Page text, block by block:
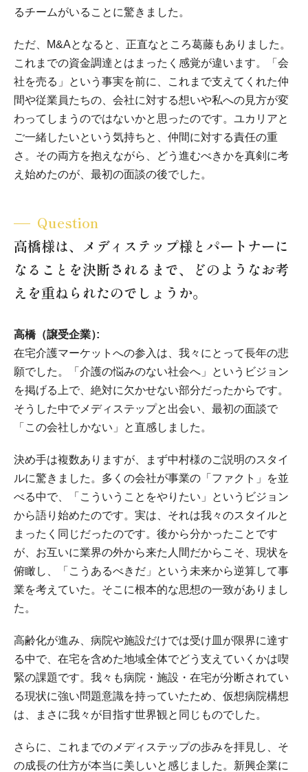
るチームがいることに驚きました。
ただ、M&Aとなると、正直なところ葛藤もありました。
これまでの資金調達とはまったく感覚が違います。「会
社を売る」という事実を前に、これまで支えてくれた仲
間や従業員たちの、会社に対する想いや私への見方が変
わってしまうのではないかと思ったのです。ユカリアと
ご一緒したいという気持ちと、仲間に対する責任の重
さ。その両方を抱えながら、どう進むべきかを真剣に考
え始めたのが、最初の面談の後でした。
Question
高橋様は、メディステップ様とパートナーに
なることを決断されるまで、どのようなお考
えを重ねられたのでしょうか。
高橋（譲受企業）
在宅介護マーケットへの参入は、我々にとって長年の悲
願でした。「介護の悩みのない社会へ」というビジョン
を掲げる上で、絶対に欠かせない部分だったからです。
そうした中でメディステップと出会い、最初の面談で
「この会社しかない」と直感しました。
決め手は複数ありますが、まず中村様のご説明のスタイ
ルに驚きました。多くの会社が事業の「ファクト」を並
べる中で、「こういうことをやりたい」というビジョン
から語り始めたのです。実は、それは我々のスタイルと
まったく同じだったのです。後から分かったことです
が、お互いに業界の外から来た人間だからこそ、現状を
俯瞰し、「こうあるべきだ」という未来から逆算して事
業を考えていた。そこに根本的な思想の一致がありまし
た。
高齢化が進み、病院や施設だけでは受け皿が限界に達す
る中で、在宅を含めた地域全体でどう支えていくかは喫
緊の課題です。我々も病院・施設・在宅が分断されてい
る現状に強い問題意識を持っていたため、仮想病院構想
は、まさに我々が目指す世界観と同じものでした。
さらに、これまでのメディステップの歩みを拝見し、そ
の成長の仕方が本当に美しいと感じました。新興企業に